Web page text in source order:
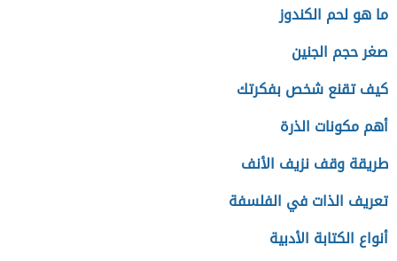
ما هو لحم الكندوز
صغر حجم الجنين
كيف تقنع شخص بفكرتك
أهم مكونات الذرة
طريقة وقف نزيف الأنف
تعريف الذات في الفلسفة
أنواع الكتابة الأدبية